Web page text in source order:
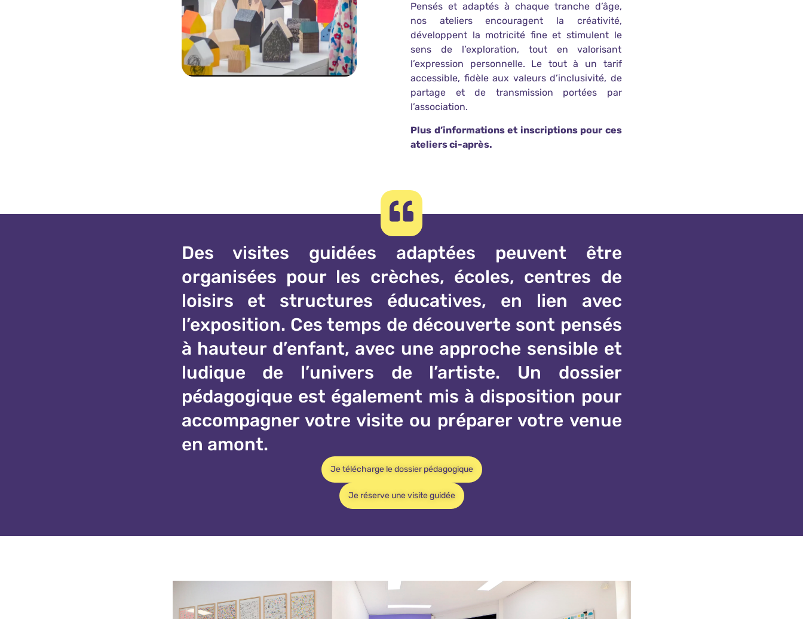
Pensés et adaptés à chaque tranche d’âge,
nos ateliers encouragent la créativité,
développent la motricité fine et stimulent le
sens de l’exploration, tout en valorisant
l’expression personnelle. Le tout à un tarif
accessible, fidèle aux valeurs d’inclusivité, de
partage et de transmission portées par
l’association.
Plus d’informations et inscriptions pour ces
ateliers ci-après.
Des visites guidées adaptées peuvent être
organisées pour les crèches, écoles, centres de
loisirs et structures éducatives, en lien avec
l’exposition. Ces temps de découverte sont pensés
à hauteur d’enfant, avec une approche sensible et
ludique de l’univers de l’artiste. Un dossier
pédagogique est également mis à disposition pour
accompagner votre visite ou préparer votre venue
en amont.
Je télécharge le dossier pédagogique
Je réserve une visite guidée